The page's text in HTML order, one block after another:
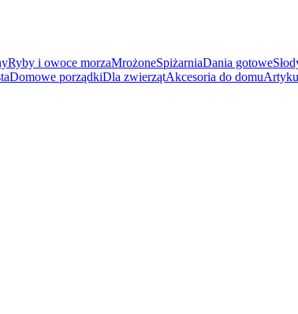
Ryby i owoce morzaMrożoneSpiżarniaDania gotowe
Domowe porządkiDla zwierzątAkcesoria do domu